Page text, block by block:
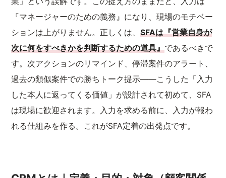
『マネージャーのための義務』になり、現場のモチベー
ションは上がりません。正しくは、SFAは『営業自身が
次に何をすべきかを判断するための道具』であるべきで
す。次アクションのリマインド、停滞案件のアラート、
過去の類似案件での勝ちトーク提示——こうした「入力
した本人に返ってくる価値」が設計されて初めて、SFA
は現場に歓迎されます。入力を求める前に、入力が報わ
れる仕組みを作る。これがSFA定着の出発点です。